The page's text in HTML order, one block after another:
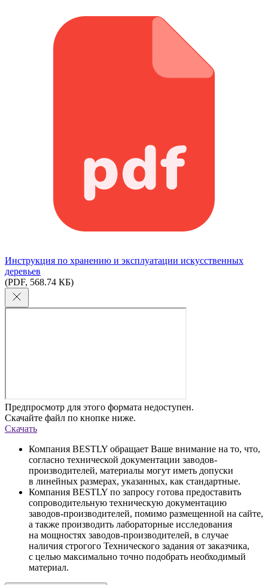
Инструкция по хранению и эксплуатации искусственных
деревьев
(PDF, 568.74 КБ)
Предпросмотр для этого формата недоступен.
Скачайте файл по кнопке ниже.
Скачать
Компания BESTLY обращает Ваше внимание на то, что,
согласно технической документации заводов-
производителей, материалы могут иметь допуски
в линейных размерах, указанных, как стандартные.
Компания BESTLY по запросу готова предоставить
сопроводительную техническую документацию
заводов-производителей, помимо размещенной на сайте,
а также производить лабораторные исследования
на мощностях заводов-производителей, в случае
наличия строгого Технического задания от заказчика,
с целью максимально точно подобрать необходимый
материал.